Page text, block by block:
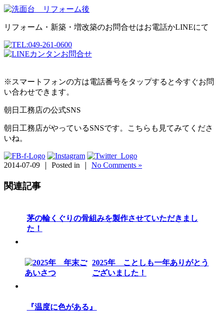
リフォーム・新築・増改築のお問合せはお電話かLINEにて
※スマートフォンの方は電話番号をタップすると今すぐお問
い合わせできます。
朝日工務店の公式SNS
朝日工務店がやっているSNSです。こちらも見てみてくださ
いね。
2014-07-09 ｜ Posted in ｜ No Comments »
関連記事
茅の輪くぐりの骨組みを製作させていただきまし
た！
2025年 ことしも一年ありがとう
ございました！
『温度に色がある』